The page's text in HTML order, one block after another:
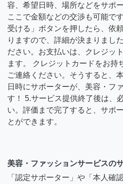
容、希望日時、場所などをサポ
ここで金額などの交渉も可能で
受ける」ボタンを押したら、依
りますので、詳細が決まりまし
ださい。お支払いは、クレジッ
ます。 クレジットカードをお持
ご連絡ください。そうすると、
日時にサポーターが、美容・フ
す！ 5.サービス提供終了後は、
い。評価まで完了すると、サポ
とができます。
美容・ファッションサービスの
「認定サポーター」や「本人確